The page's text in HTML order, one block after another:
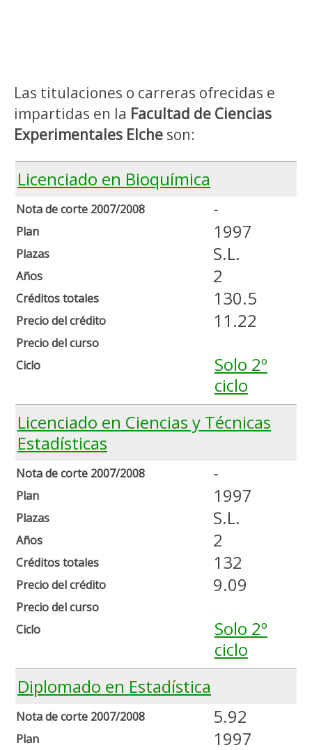
Las titulaciones o carreras ofrecidas e
impartidas en la Facultad de Ciencias
Experimentales Elche son:
Licenciado en Bioquímica
Nota de corte 2007/2008
Plan
Plazas
Años
Créditos totales
Precio del crédito
Precio del curso
Ciclo
-
1997
S.L.
2
130.5
11.22
Solo 2º
ciclo
Licenciado en Ciencias y Técnicas
Estadísticas
Nota de corte 2007/2008
Plan
Plazas
Años
Créditos totales
Precio del crédito
Precio del curso
Ciclo
-
1997
S.L.
2
132
9.09
Solo 2º
ciclo
Diplomado en Estadística
Nota de corte 2007/2008
Plan
5.92
1997